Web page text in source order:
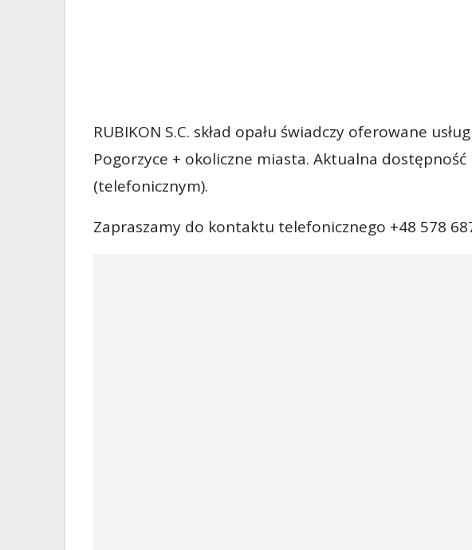
RUBIKON S.C. skład opału świadczy oferowane
Pogorzyce + okoliczne miasta. Aktualna
(telefonicznym).
Zapraszamy do kontaktu telefonicznego +48 578